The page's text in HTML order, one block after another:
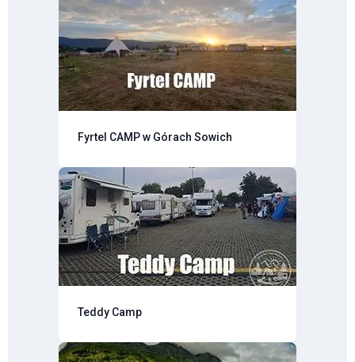
Fyrtel CAMP w Górach Sowich
Teddy Camp